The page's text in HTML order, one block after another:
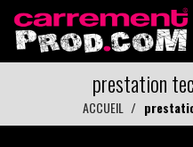
prestation
ACCUEIL